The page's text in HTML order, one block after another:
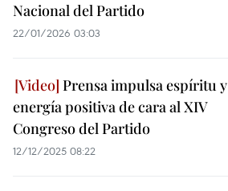
Nacional del Partido
22/01/2026 03:03
Prensa impulsa espíritu y
energía positiva de cara al XIV
Congreso del Partido
12/12/2025 08:22